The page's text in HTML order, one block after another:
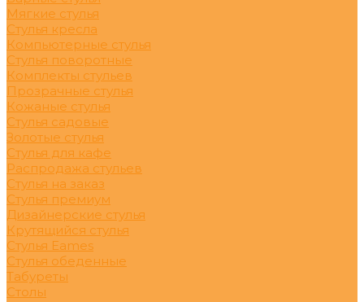
Мягкие стулья
Стулья кресла
Компьютерные стулья
Стулья поворотные
Комплекты стульев
Прозрачные стулья
Кожаные стулья
Стулья садовые
Золотые стулья
Стулья для кафе
Распродажа стульев
Стулья на заказ
Стулья премиум
Дизайнерские стулья
Крутящийся стулья
Стулья Eames
Стулья обеденные
Табуреты
Столы